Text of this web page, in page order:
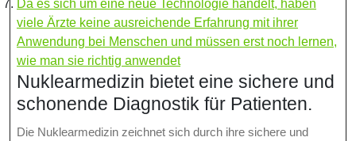
Da es sich um eine neue Technologie handelt, haben
viele Ärzte keine ausreichende Erfahrung mit ihrer
Anwendung bei Menschen und müssen erst noch lernen,
wie man sie richtig anwendet
Nuklearmedizin bietet eine sichere und
schonende Diagnostik für Patienten.
Die Nuklearmedizin zeichnet sich durch ihre sichere und